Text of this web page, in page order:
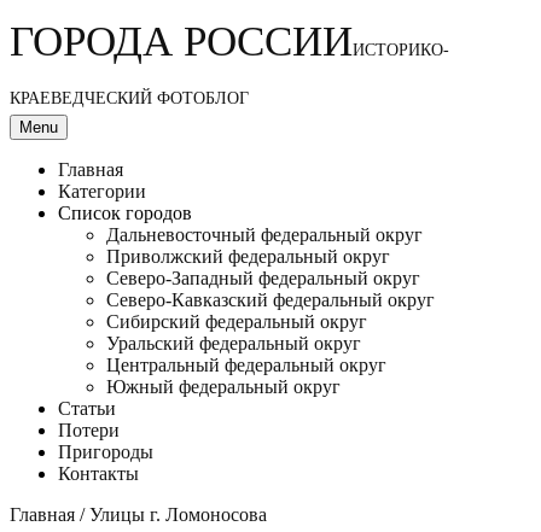
ГОРОДА РОССИИИСТОРИКО-
КРАЕВЕДЧЕСКИЙ ФОТОБЛОГ
Menu
Главная
Категории
Список городов
Дальневосточный федеральный округ
Приволжский федеральный округ
Северо-Западный федеральный округ
Северо-Кавказский федеральный округ
Сибирский федеральный округ
Уральский федеральный округ
Центральный федеральный округ
Южный федеральный округ
Статьи
Потери
Пригороды
Контакты
Главная /Улицы г. Ломоносова